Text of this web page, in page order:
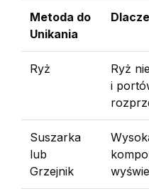
Metoda do
Unikania
Ryż
Ryż
i
Suszarka
lub
Grzejnik